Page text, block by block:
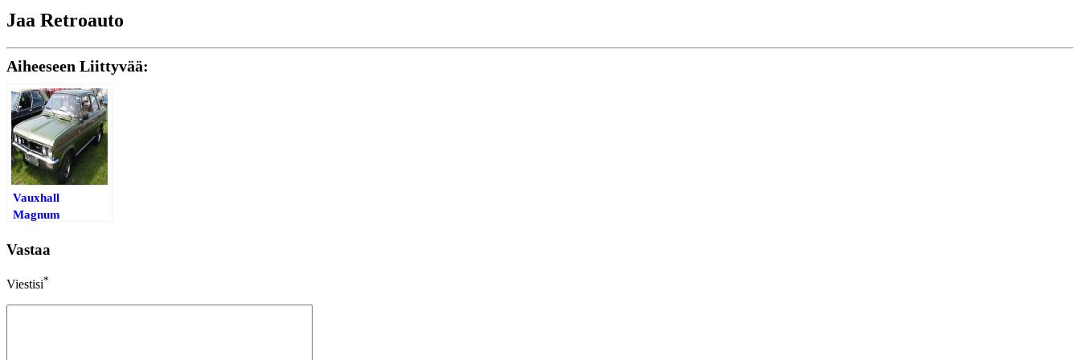
Jaa Retroauto
Aiheeseen Liittyvää:
Vauxhall
Magnum
Vastaa
Viestisi*